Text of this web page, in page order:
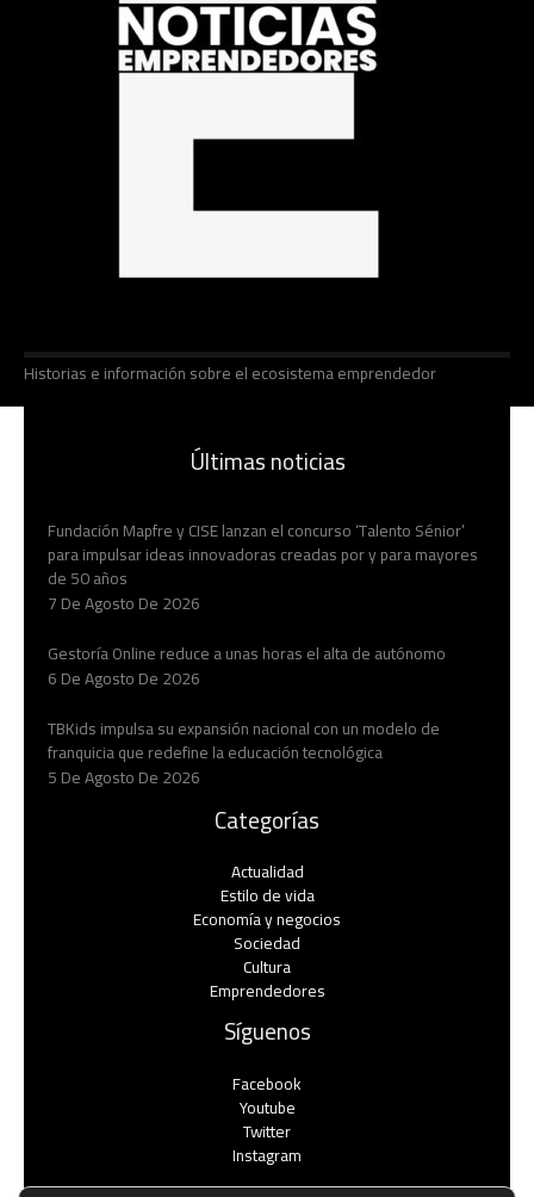
Historias e información sobre el ecosistema emprendedor
Últimas noticias
Fundación Mapfre y CISE lanzan el concurso ‘Talento Sénior’
para impulsar ideas innovadoras creadas por y para mayores
de 50 años
7 De Agosto De 2026
Gestoría Online reduce a unas horas el alta de autónomo
6 De Agosto De 2026
TBKids impulsa su expansión nacional con un modelo de
franquicia que redefine la educación tecnológica
5 De Agosto De 2026
Categorías
Actualidad
Estilo de vida
Economía y negocios​
Sociedad
Cultura
Emprendedores
Síguenos
Facebook
Youtube
Twitter
Instagram